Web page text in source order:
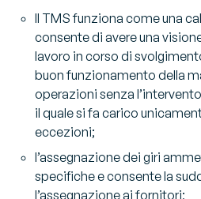
Il TMS funziona come una
consente di avere una
lavoro in corso di
buon funzionamento della
operazioni senza
il quale si fa carico
eccezioni;
l’assegnazione dei giri
specifiche e consente la
l’assegnazione ai fornitori;